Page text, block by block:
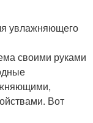
увлажняющего
своими руками
Вот